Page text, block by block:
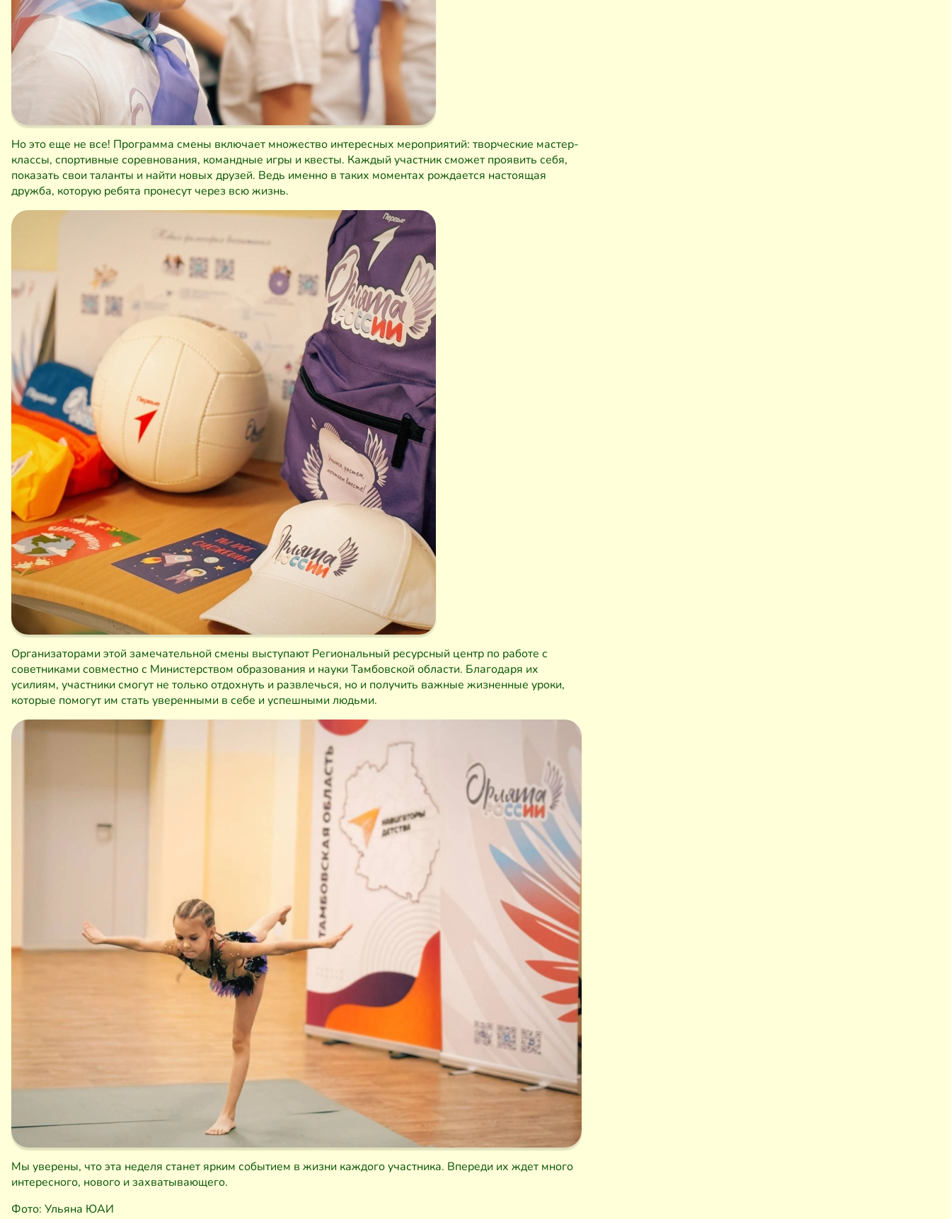
Но это еще не все! Программа смены включает множество интересных мероприятий: творческие мастер-
классы, спортивные соревнования, командные игры и квесты. Каждый участник сможет проявить себя,
показать свои таланты и найти новых друзей. Ведь именно в таких моментах рождается настоящая
дружба, которую ребята пронесут через всю жизнь.
Организаторами этой замечательной смены выступают Региональный ресурсный центр по работе с
советниками совместно с Министерством образования и науки Тамбовской области. Благодаря их
усилиям, участники смогут не только отдохнуть и развлечься, но и получить важные жизненные уроки,
которые помогут им стать уверенными в себе и успешными людьми.
Мы уверены, что эта неделя станет ярким событием в жизни каждого участника. Впереди их ждет много
интересного, нового и захватывающего.
Фото: Ульяна ЮАИ